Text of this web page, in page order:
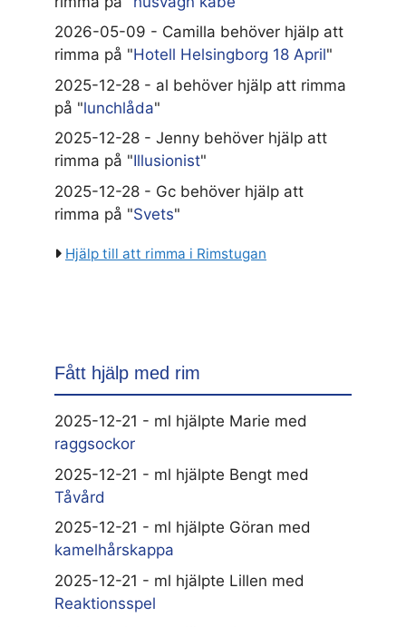
2026-05-09 - Camilla behöver hjälp att
rimma på "Hotell Helsingborg 18 April"
2025-12-28 - al behöver hjälp att rimma
på "lunchlåda"
2025-12-28 - Jenny behöver hjälp att
rimma på "Illusionist"
2025-12-28 - Gc behöver hjälp att
rimma på "Svets"
Hjälp till att rimma i Rimstugan
Fått hjälp med rim
2025-12-21 - ml hjälpte Marie med
raggsockor
2025-12-21 - ml hjälpte Bengt med
Tåvård
2025-12-21 - ml hjälpte Göran med
kamelhårskappa
2025-12-21 - ml hjälpte Lillen med
Reaktionsspel